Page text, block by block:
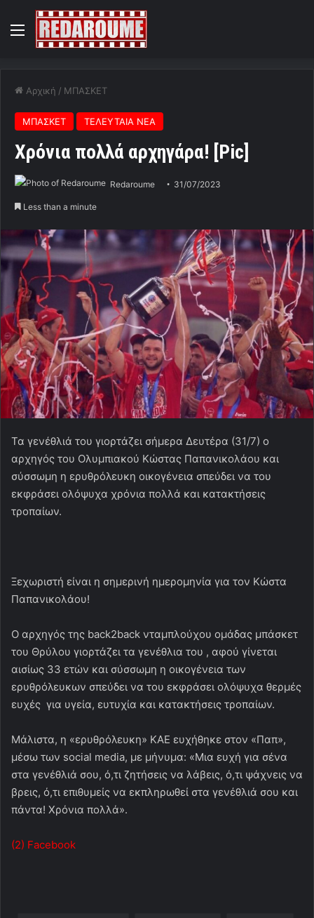
Menu
Αρχική / ΜΠΑΣΚΕΤ
ΜΠΑΣΚΕΤ ΤΕΛΕΥΤΑΙΑ ΝΕΑ
Χρόνια πολλά αρχηγάρα! [Pic]
Redaroume 31/07/2023
Less than a minute
Τα γενέθλιά του γιορτάζει σήμερα Δευτέρα (31/7) ο
αρχηγός του Ολυμπιακού Κώστας Παπανικολάου και
σύσσωμη η ερυθρόλευκη οικογένεια σπεύδει να του
εκφράσει ολόψυχα χρόνια πολλά και κατακτήσεις
τροπαίων.
Ξεχωριστή είναι η σημερινή ημερομηνία για τον Κώστα
Παπανικολάου!
Ο αρχηγός της back2back νταμπλούχου ομάδας μπάσκετ
του Θρύλου γιορτάζει τα γενέθλια του , αφού γίνεται
αισίως 33 ετών και σύσσωμη η οικογένεια των
ερυθρόλευκων σπεύδει να του εκφράσει ολόψυχα θερμές
ευχές για υγεία, ευτυχία και κατακτήσεις τροπαίων.
Μάλιστα, η «ερυθρόλευκη» ΚΑΕ ευχήθηκε στον «Παπ»,
μέσω των social media, με μήνυμα: «Μια ευχή για σένα
στα γενέθλιά σου, ό,τι ζητήσεις να λάβεις, ό,τι ψάχνεις να
βρεις, ό,τι επιθυμείς να εκπληρωθεί στα γενέθλιά σου και
πάντα! Χρόνια πολλά».
(2) Facebook